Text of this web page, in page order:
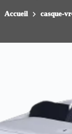
Accueil casque-